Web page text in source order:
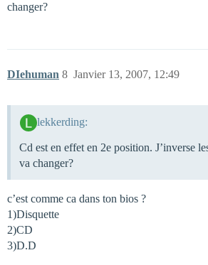
changer?
DIehuman Janvier 13, 2007, 12:49
8
lekkerding:
Cd est en effet en 2e position. J’inverse
va changer?
c’est comme ca dans ton bios ?
1)Disquette
2)CD
3)D.D